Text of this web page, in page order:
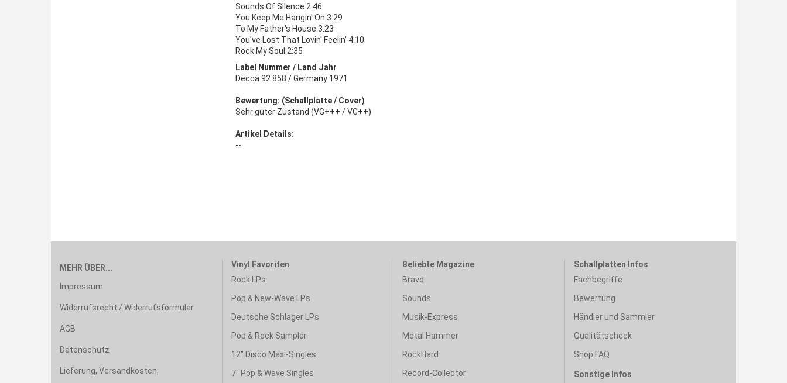
Sounds Of Silence 2:46
You Keep Me Hangin' On 3:29
To My Father's House 3:23
You've Lost That Lovin' Feelin' 4:10
Rock My Soul 2:35
Label Nummer / Land Jahr
Decca 92 858 / Germany 1971
Bewertung: (Schallplatte / Cover)
Sehr guter Zustand (VG+++ / VG++)
Artikel Details:
--
MEHR ÜBER...
Impressum
Widerrufsrecht / Widerrufsformular
AGB
Datenschutz
Lieferung, Versandkosten,
Vinyl Favoriten
Rock LPs
Pop & New-Wave LPs
Deutsche Schlager LPs
Pop & Rock Sampler
12" Disco Maxi-Singles
7" Pop & Wave Singles
Beliebte Magazine
Bravo
Sounds
Musik-Express
Metal Hammer
RockHard
Record-Collector
Schallplatten Infos
Fachbegriffe
Bewertung
Händler und Sammler
Qualitätscheck
Shop FAQ
Sonstige Infos